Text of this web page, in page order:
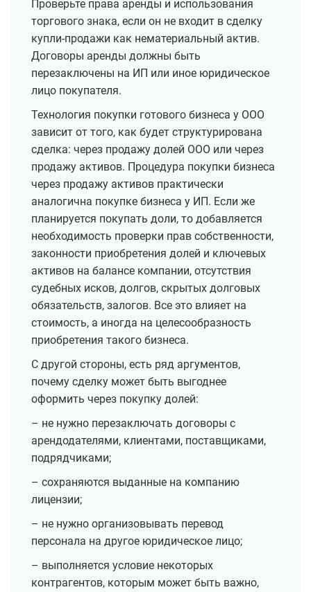
Проверьте права аренды и использования
торгового знака, если он не входит в сделку
купли-продажи как нематериальный актив.
Договоры аренды должны быть
перезаключены на ИП или иное юридическое
лицо покупателя.
Технология покупки готового бизнеса у ООО
зависит от того, как будет структурирована
сделка: через продажу долей ООО или через
продажу активов. Процедура покупки бизнеса
через продажу активов практически
аналогична покупке бизнеса у ИП. Eсли же
планируется покупать доли, то добавляется
необходимость проверки прав собственности,
законности приобретения долей и ключевых
активов на балансе компании, отсутствия
судебных исков, долгов, скрытых долговых
обязательств, залогов. Все это влияет на
стоимость, а иногда на целесообразность
приобретения такого бизнеса.
С другой стороны, есть ряд аргументов,
почему сделку может быть выгоднее
оформить через покупку долей:
– не нужно перезаключать договоры с
арендодателями, клиентами, поставщиками,
подрядчиками;
– сохраняются выданные на компанию
лицензии;
– не нужно организовывать перевод
персонала на другое юридическое лицо;
– выполняется условие некоторых
контрагентов, которым может быть важно,